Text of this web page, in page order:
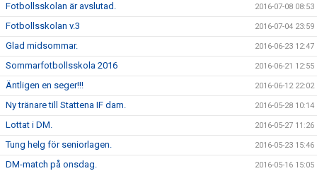
Fotbollsskolan är avslutad. 2016-07-08 08:53
Fotbollsskolan v.3 2016-07-04 23:59
Glad midsommar. 2016-06-23 12:47
Sommarfotbollsskola 2016 2016-06-21 12:55
Äntligen en seger!!! 2016-06-12 22:02
Ny tränare till Stattena IF dam. 2016-05-28 10:14
Lottat i DM. 2016-05-27 11:26
Tung helg för seniorlagen. 2016-05-23 15:46
DM-match på onsdag. 2016-05-16 15:05